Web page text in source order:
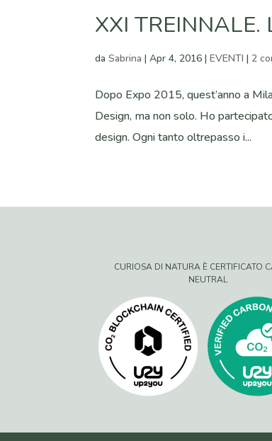
XXI TREINNALE.
daSabrina |Apr 4, 2016 |EVENTI | 2
Dopo Expo 2015, quest’anno a
Design, ma non solo. Ho
design. Ogni tanto oltrepasso i...
CURIOSA DI NATURA È CERTIFICATO
NEUTRAL